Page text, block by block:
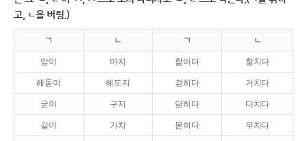
고, ㄴ을 버림.)
ㄱ ㄴ ㄱ ㄴ
맏이 마지 핥이다 할치다
해돋이 해도지 걷히다 거치다
굳이 구지 닫히다 다치다
같이 가치 묻히다 무치다